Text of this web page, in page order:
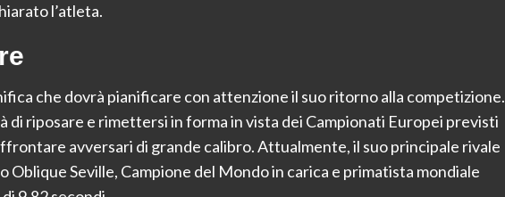
l’atleta.
che dovrà pianificare con attenzione il suo ritorno alla competizione.
di riposare e rimettersi in forma in vista dei Campionati Europei previsti
avversari di grande calibro. Attualmente, il suo principale rivale
Oblique Seville, Campione del Mondo in carica e primatista mondiale